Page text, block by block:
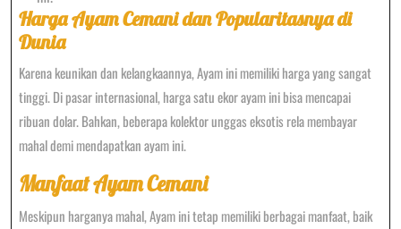
Harga Ayam Cemani dan Popularitasnya di
Dunia
Karena keunikan dan kelangkaannya, Ayam ini memiliki harga yang sangat
tinggi. Di pasar internasional, harga satu ekor ayam ini bisa mencapai
ribuan dolar. Bahkan, beberapa kolektor unggas eksotis rela membayar
mahal demi mendapatkan ayam ini.
Manfaat Ayam Cemani
Meskipun harganya mahal, Ayam ini tetap memiliki berbagai manfaat, baik